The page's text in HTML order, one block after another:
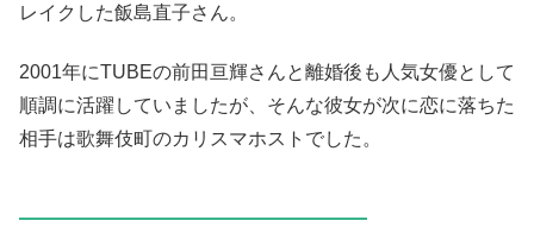
レイクした飯島直子さん。
2001年にTUBEの前田亘輝さんと離婚後も人気女優として
順調に活躍していましたが、そんな彼女が次に恋に落ちた
相手は歌舞伎町のカリスマホストでした。